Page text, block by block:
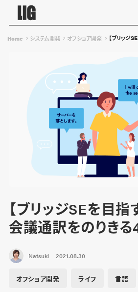
Home システム開発 オフショア開発 【ブリッジ
【ブリッジSEを目指
会議通訳をのりき
Natsuki 2021.08.30
オフショア開発 ライフ 言語